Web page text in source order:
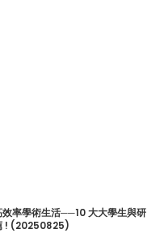
效率學術生活──10 大大學生與研
! (20250825)